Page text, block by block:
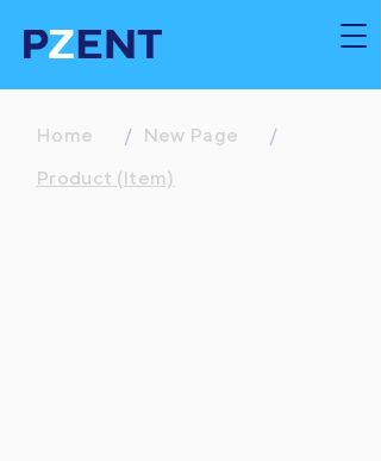
Home / New Page
/
Product (Item)